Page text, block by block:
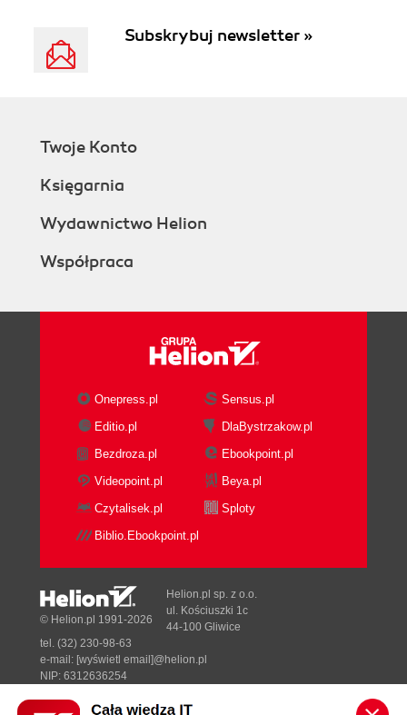
Subskrybuj newsletter »
Twoje Konto
Księgarnia
Wydawnictwo Helion
Współpraca
Onepress.pl
Sensus.pl
Editio.pl
DlaBystrzakow.pl
Bezdroza.pl
Ebookpoint.pl
Videopoint.pl
Beya.pl
Czytalisek.pl
Sploty
Biblio.Ebookpoint.pl
© Helion.pl 1991-2026
Helion.pl sp. z o.o.
ul. Kościuszki 1c
44-100 Gliwice
tel. (32) 230-98-63
e-mail: [wyświetl email]@helion.pl
NIP: 6312636254